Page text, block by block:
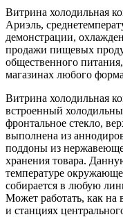
Витрина холодильная
Ариэль,
демонстрации,
продажи пищевых
общественного
магазинах любого
Витрина холодильная
встроенный
фронтальное стекло,
выполнена из
поддоны из
хранения товара.
температуре
собирается в любую
Может работать, как на
и станциях